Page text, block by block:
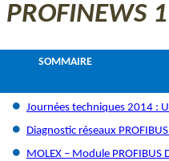
PROFINEWS
SOMMAIRE
Journées techniques 2014 :
Diagnostic réseaux
MOLEX – Module PROFIBUS